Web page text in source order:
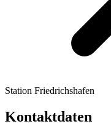
Station Friedrichshafen
Kontaktdaten